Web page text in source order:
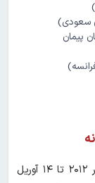
سعودی)
پیمان
آیدین دوغان پس از بازگشت به مرکز، از ۱۱ اکتبر ۲۰۱۲ تا ۱۴ آوریل